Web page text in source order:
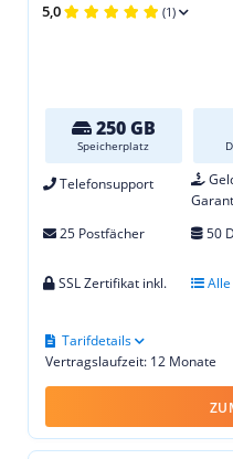
5,0 (1)
250 GB
Speicherplatz
Telefonsupport
25 Postfächer 50
SSL Zertifikat inkl.
Alle
Vertragslaufzeit: 12 Monate
Tarifdetails